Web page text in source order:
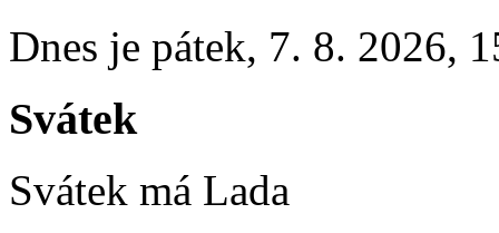
Dnes je pátek, 7. 8. 2026,
Svátek
Svátek má Lada